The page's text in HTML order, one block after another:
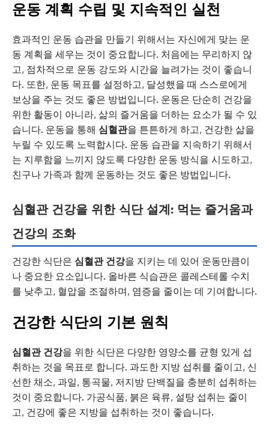
운동 계획 수립 및 지속적인 실천
효과적인 운동 습관을 만들기 위해서는 자신에게 맞는 운
동 계획을 세우는 것이 중요합니다. 처음에는 무리하지 않
고, 점차적으로 운동 강도와 시간을 늘려가는 것이 좋습니
다. 또한, 운동 목표를 설정하고, 달성했을 때 스스로에게
보상을 주는 것도 좋은 방법입니다. 운동은 단순히 건강을
위한 활동이 아니라, 삶의 즐거움을 더하는 요소가 될 수 있
습니다. 운동을 통해 심혈관을 튼튼하게 하고, 건강한 삶을
누릴 수 있도록 노력합시다. 운동 습관을 지속하기 위해서
는 지루함을 느끼지 않도록 다양한 운동 방식을 시도하고,
친구나 가족과 함께 운동하는 것도 좋은 방법입니다.
심혈관 건강을 위한 식단 설계: 먹는 즐거움과
건강의 조화
건강한 식단은 심혈관 건강을 지키는 데 있어 운동만큼이
나 중요한 요소입니다. 올바른 식습관은 콜레스테롤 수치
를 낮추고, 혈압을 조절하며, 염증을 줄이는 데 기여합니다.
건강한 식단의 기본 원칙
심혈관 건강을 위한 식단은 다양한 영양소를 균형 있게 섭
취하는 것을 목표로 합니다. 과도한 지방 섭취를 줄이고, 신
선한 채소, 과일, 통곡물, 저지방 단백질을 충분히 섭취하는
것이 중요합니다. 가공식품, 붉은 육류, 설탕 섭취는 줄이
고, 건강에 좋은 지방을 섭취하는 것이 좋습니다.